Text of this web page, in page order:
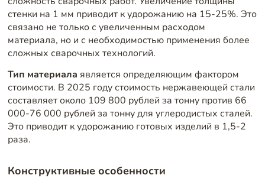
стенки на 1 мм приводит к удорожанию на 15-25%. Это
связано не только с увеличенным расходом
материала, но и с необходимостью применения более
сложных сварочных технологий.
Тип материала является определяющим фактором
стоимости. В 2025 году стоимость нержавеющей стали
составляет около 109 800 рублей за тонну против 66
000-76 000 рублей за тонну для углеродистых сталей.
Это приводит к удорожанию готовых изделий в 1,5-2
раза.
Конструктивные особенности